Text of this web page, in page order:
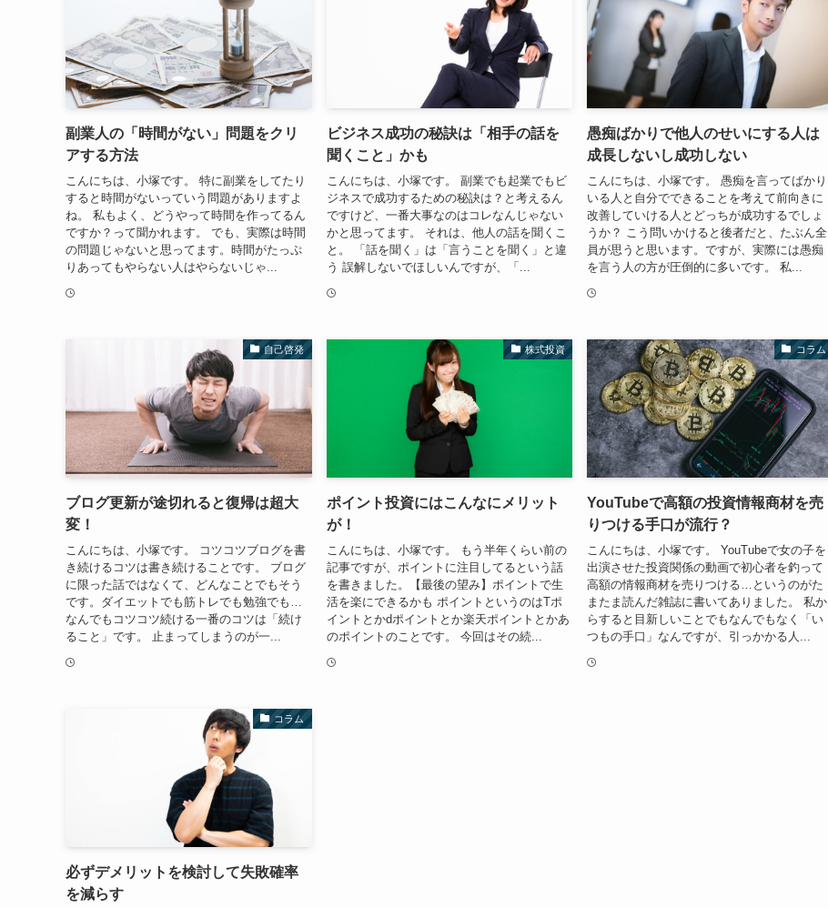
副業人の「時間がない」問題をクリ
アする方法
こんにちは、小塚です。 特に副業をしてたり
すると時間がないっていう問題がありますよ
ね。 私もよく、どうやって時間を作ってるん
ですか？って聞かれます。 でも、実際は時間
の問題じゃないと思ってます。時間がたっぷ
りあってもやらない人はやらないじゃ...
ビジネス成功の秘訣は「相手の話を
聞くこと」かも
こんにちは、小塚です。 副業でも起業でもビ
ジネスで成功するための秘訣は？と考えるん
ですけど、一番大事なのはコレなんじゃない
かと思ってます。 それは、他人の話を聞くこ
と。 「話を聞く」は「言うことを聞く」と違
う 誤解しないでほしいんですが、「...
愚痴ばかりで他人のせいにする人は
成長しないし成功しない
こんにちは、小塚です。 愚痴を言ってばかり
いる人と自分でできることを考えて前向きに
改善していける人とどっちが成功するでしょ
うか？ こう問いかけると後者だと、たぶん全
員が思うと思います。ですが、実際には愚痴
を言う人の方が圧倒的に多いです。 私...
自己啓発
ブログ更新が途切れると復帰は超大
変！
こんにちは、小塚です。 コツコツブログを書
き続けるコツは書き続けることです。 ブログ
に限った話ではなくて、どんなことでもそう
です。ダイエットでも筋トレでも勉強でも…
なんでもコツコツ続ける一番のコツは「続け
ること」です。 止まってしまうのが一...
株式投資
ポイント投資にはこんなにメリット
が！
こんにちは、小塚です。 もう半年くらい前の
記事ですが、ポイントに注目してるという話
を書きました。【最後の望み】ポイントで生
活を楽にできるかも ポイントというのはTポ
イントとかdポイントとか楽天ポイントとかあ
のポイントのことです。 今回はその続...
コラム
YouTubeで高額の投資情報商材を売
りつける手口が流行？
こんにちは、小塚です。 YouTubeで女の子を
出演させた投資関係の動画で初心者を釣って
高額の情報商材を売りつける…というのがた
またま読んだ雑誌に書いてありました。 私か
らすると目新しいことでもなんでもなく「い
つもの手口」なんですが、引っかかる人...
コラム
必ずデメリットを検討して失敗確率
を減らす